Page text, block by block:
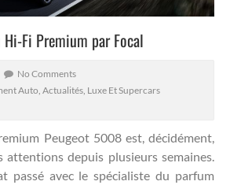
Fi Premium par Focal
No Comments
Auto Actualités Luxe Et Supercars
Peugeot 5008 est, décidément,
attentions depuis plusieurs semaines.
passé avec le spécialiste du parfum